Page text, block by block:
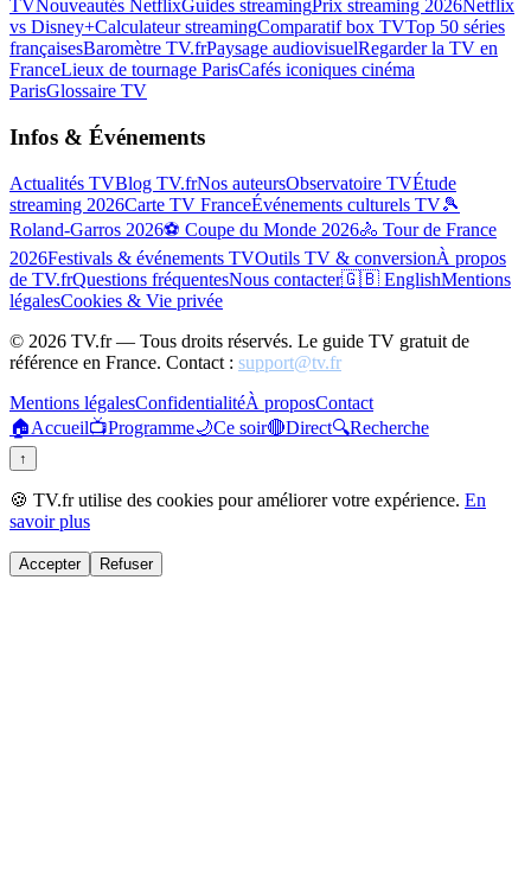
TVNouveautés NetflixGuides streamingPrix streaming 2026Netflix
vs Disney+Calculateur streamingComparatif box TVTop 50 séries
françaisesBaromètre TV.frPaysage audiovisuelRegarder la TV en
FranceLieux de tournage ParisCafés iconiques cinéma
ParisGlossaire TV
Infos & Événements
Actualités TVBlog TV.frNos auteursObservatoire TVÉtude
streaming 2026Carte TV FranceÉvénements culturels TV🎾
Roland-Garros 2026⚽ Coupe du Monde 2026🚴 Tour de France
2026Festivals & événements TVOutils TV & conversionÀ propos
de TV.frQuestions fréquentesNous contacter🇬🇧 EnglishMentions
légalesCookies & Vie privée
© 2026 TV.fr — Tous droits réservés. Le guide TV gratuit de
référence en France. Contact : support@tv.fr
Mentions légalesConfidentialitéÀ proposContact
🏠Accueil📺Programme🌙Ce soir🔴Direct🔍Recherche
↑
🍪 TV.fr utilise des cookies pour améliorer votre expérience. En
savoir plus
Accepter Refuser